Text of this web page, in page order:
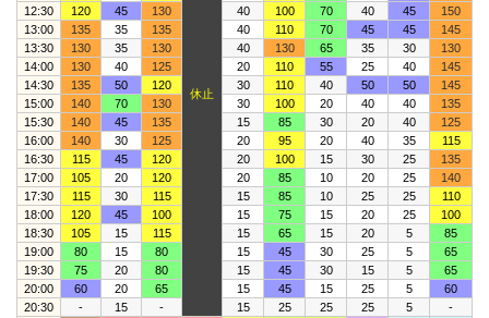
休止
12:30
120 45 130 40 100 70 40 45
150
13:00
135 35 135 40 110 70 45 45
145
13:30
130 35 130 40 130 65 35 30
130
14:00
130 40 125 20 110 55 25 40
145
14:30
135 50 120 30 110 40 50 50
145
15:00
140 70 130 30 100 20 40 40
135
15:30
140 45 135 15 85 30 20 40
125
16:00
140 30 125 20 95 20 40 35
115
16:30
115 45 120 20 100 15 30 25
135
17:00
105 20 120 20 85 10 20 25
140
17:30
115 30 115 15 85 10 25 25
110
18:00
120 45 100 15 75 15 20 25
100
18:30
105 15 115 15 65 15 20 5
85
19:00
80 15 80 15 45 30 25 5
65
19:30
75 20 80 15 45 30 15 5
65
20:00
60 20 65 15 45 15 25 5
60
20:30
- 15 - 15 25 25 25 5 -